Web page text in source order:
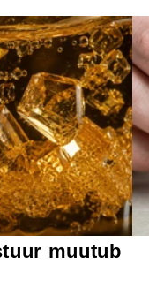
muutub